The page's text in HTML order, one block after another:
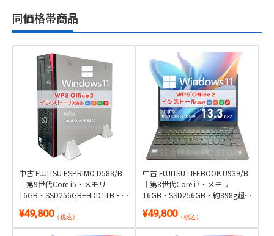
同価格帯商品
中古 FUJITSU ESPRIMO D588/B
｜第9世代Core i5・メモリ
16GB・SSD256GB+HDD1TB・
Office 2付き
¥49,800（税込）
中古 FUJITSU LIFEBOOK U939/B
｜第8世代Core i7・メモリ
16GB・SSD256GB・約898g超軽
付き
¥49,800（税込）